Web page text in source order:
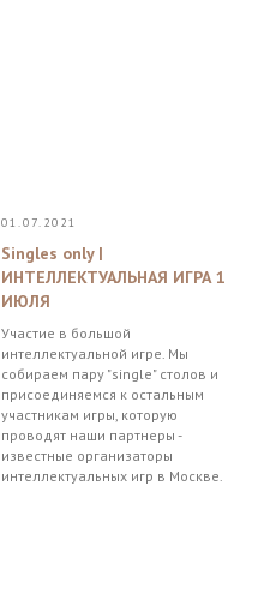
01.07.2021
Singles only |
ИНТЕЛЛЕКТУАЛЬНАЯ ИГРА 1
ИЮЛЯ
Участие в большой
интеллектуальной игре. Мы
собираем пару "single" столов и
присоединяемся к остальным
участникам игры, которую
проводят наши партнеры -
известные организаторы
интеллектуальных игр в Москве.